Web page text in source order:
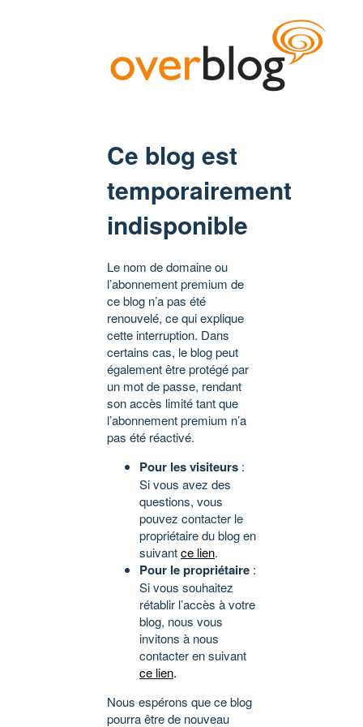
Ce blog est
temporairement
indisponible
Le nom de domaine ou
l’abonnement premium de
ce blog n’a pas été
renouvelé, ce qui explique
cette interruption. Dans
certains cas, le blog peut
également être protégé par
un mot de passe, rendant
son accès limité tant que
l’abonnement premium n’a
pas été réactivé.
Pour les visiteurs :
Si vous avez des
questions, vous
pouvez contacter le
propriétaire du blog en
suivantce lien.
Pour le propriétaire :
Si vous souhaitez
rétablir l’accès à votre
blog, nous vous
invitons à nous
contacter en suivant
ce lien.
Nous espérons que ce blog
pourra être de nouveau